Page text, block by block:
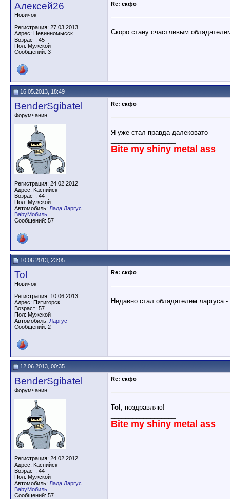
Алексей26
Новичок
Регистрация: 27.03.2013
Адрес: Невинномысск
Возраст: 45
Пол: Мужской
Сообщений: 3
Re: скфо
Скоро стану счастливым
16.05.2013, 18:49
BenderSgibatel
Форумчанин
Регистрация: 24.02.2012
Адрес: Каспийск
Возраст: 44
Пол: Мужской
Автомобиль: Лада Ларгус
BabyМобиль
Сообщений: 57
Re: скфо
Я уже стал правда далековато
Bite my shiny metal ass
10.06.2013, 23:05
Tol
Новичок
Регистрация: 10.06.2013
Адрес: Пятигорск
Возраст: 57
Пол: Мужской
Автомобиль: Ларгус
Сообщений: 2
Re: скфо
Недавно стал обладателем ларгуса
12.06.2013, 00:35
BenderSgibatel
Форумчанин
Регистрация: 24.02.2012
Адрес: Каспийск
Возраст: 44
Пол: Мужской
Автомобиль: Лада Ларгус
BabyМобиль
Сообщений: 57
Re: скфо
Tol , поздравляю!
Bite my shiny metal ass